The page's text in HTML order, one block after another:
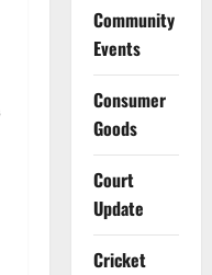
Community
Events
Consumer
Goods
Court
Update
Cricket